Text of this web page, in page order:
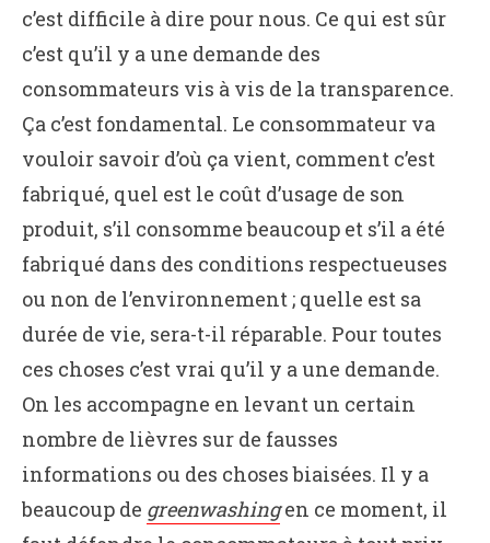
c’est difficile à dire pour nous. Ce qui est sûr
c’est qu’il y a une demande des
consommateurs vis à vis de la transparence.
Ça c’est fondamental. Le consommateur va
vouloir savoir d’où ça vient, comment c’est
fabriqué, quel est le coût d’usage de son
produit, s’il consomme beaucoup et s’il a été
fabriqué dans des conditions respectueuses
ou non de l’environnement ; quelle est sa
durée de vie, sera-t-il réparable. Pour toutes
ces choses c’est vrai qu’il y a une demande.
On les accompagne en levant un certain
nombre de lièvres sur de fausses
informations ou des choses biaisées. Il y a
beaucoup de greenwashing en ce moment, il